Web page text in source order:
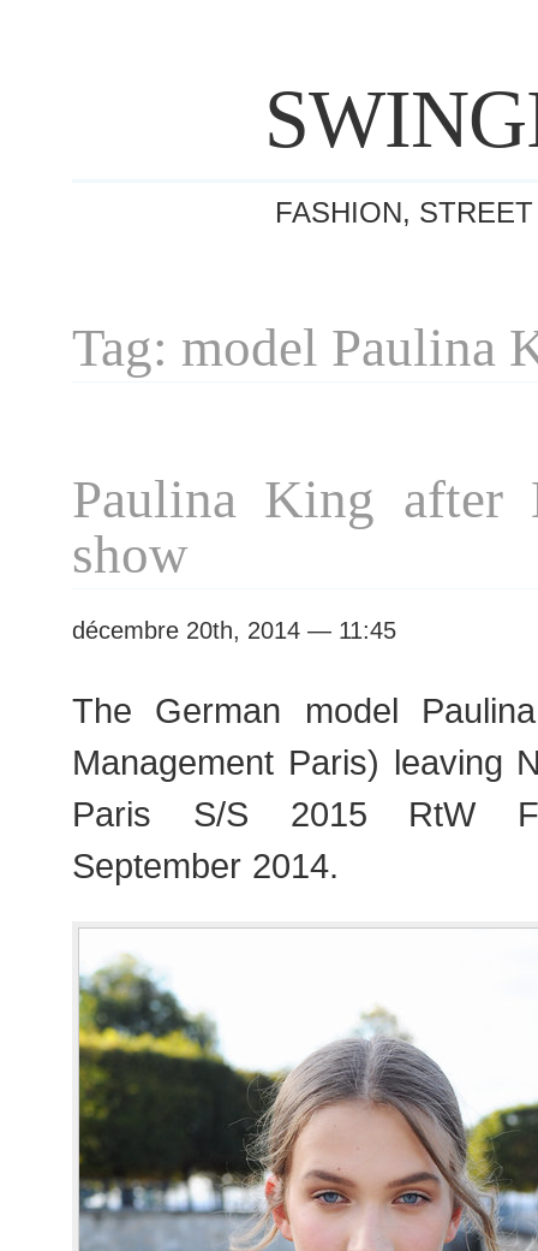
FASHION,
Tag: model Paulina
Paulina King after
show
décembre 20th, 2014 — 11:45
The German model
Management Paris) leaving
Paris S/S 2015 RtW
September 2014.